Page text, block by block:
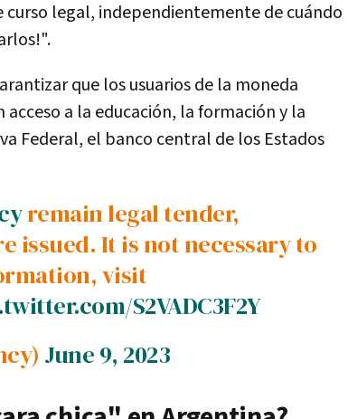
curso legal, independientemente de cuándo
que los usuarios de la moneda
a la educación, la formación y la
Federal, el banco central de los Estados
remain legal tender,
issued. It is not necessary to
visit
S2VADC3F2Y
June 9, 2023